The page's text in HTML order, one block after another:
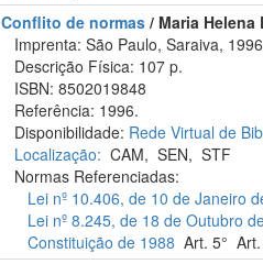
Conflito de normas / Maria Helena
Imprenta: São Paulo, Saraiva,
Descrição Física: 107 p.
ISBN: 8502019848
Referência: 1996.
Disponibilidade: Rede Virtual de
Localização: CAM,SEN,STF
Normas Referenciadas:
Lei nº 10.406, de 10 de Janeiro
Lei nº 8.245, de 18 de Outubro
Constituição de 1988 Art. 5°